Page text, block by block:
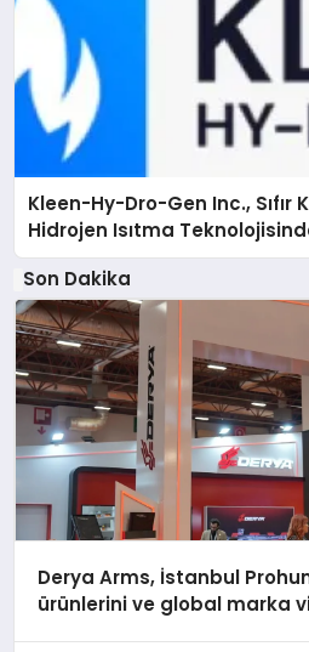
Kleen-Hy-Dro-Gen Inc., Sıfır
Hidrojen Isıtma
Düzenleyici Onaylarını Aldı
Son Dakika
Derya Arms, İstanbul
ürünlerini ve global marka